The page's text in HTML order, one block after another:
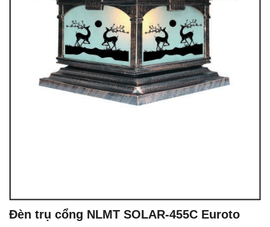
Đèn trụ cổng NLMT SOLAR-455C Euroto